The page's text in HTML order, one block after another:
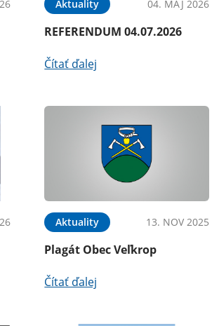
Aktuality 04. MÁJ 2026
REFERENDUM 04.07.2026
Čítať ďalej
Aktuality 13. NOV 2025
Plagát Obec Veľkrop
Čítať ďalej